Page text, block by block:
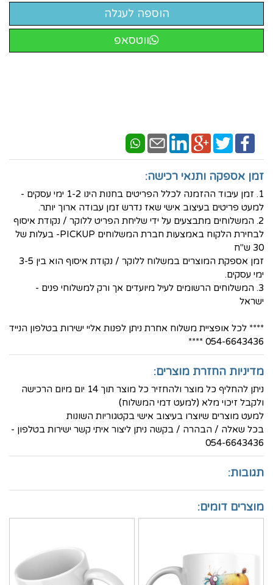
ווטסאפ
זמן אספקה ותנאי רכישה:
1. זמן עיבוד ההזמנה לכלל הפריטים בחנות הינו 1-2 ימי עסקים -
למעט פריטים בעיצוב אישי שאז נדרש זמן עבודה ארוך יותר.
2. המשלוחים מתבצעים על ידי שליחת הפריט ללוקר / נקודת איסוף
לבחירת הלקוח באמצעות חברת המשלוחים PICKUP- בעלות של
30 ש"ח
זמן אספקת המוצרים במשלוח ללוקר / נקודת איסוף הוא בין 3-5
ימי עסקים.
3. המשלוחים הרשומים לעיל מיועדים אך ורק למשלוחי פנים -
ישראל
**** לכל אופציית משלוח אחרת ניתן לפנות אליי ישירות בטלפון הנייד
054-6643436 ****
מדיניות החזרת מוצרים:
ניתן להחליף כל מוצר ולהחזיר כל מוצר תוך 14 יום מיום הרכישה
ולקבל זיכוי מלא (למעט דמי המשלוח)
למעט מוצרים שיוצרו בעיצוב אישי בקטגוריות השונות
בכל שאלה / הבהרה / בקשה ניתן ליצור איתי קשר ישירות בטלפון -
054-6643436
תגובות:
מוצרים דומים: